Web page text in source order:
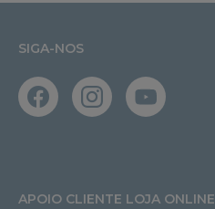
SIGA-NOS
APOIO CLIENTE LOJA ONLINE